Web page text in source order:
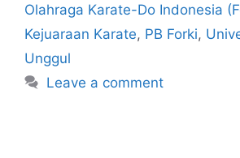
Olahraga Karate-Do Indonesia
Kejuaraan Karate, PB Forki,
Unggul
Leave a comment